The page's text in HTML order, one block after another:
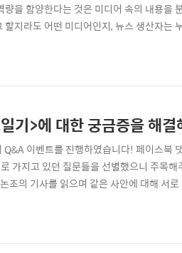
을 함양한다는 것은 미디어 속의 내용을
지라도 어떤 미디어인지, 뉴스 생산자는
텍스트, 즉 맥락을 파악할 수 있어야 합니
기>에 대한 궁금증을 해
이벤트를 진행하였습니다! 페이스북
가지고 있던 질문들을 선별했으니 주목
조의 기사를 읽으며 같은 사안에 대해 서
·뉴스 리터러시 이해하기’, ‘ 작성하는